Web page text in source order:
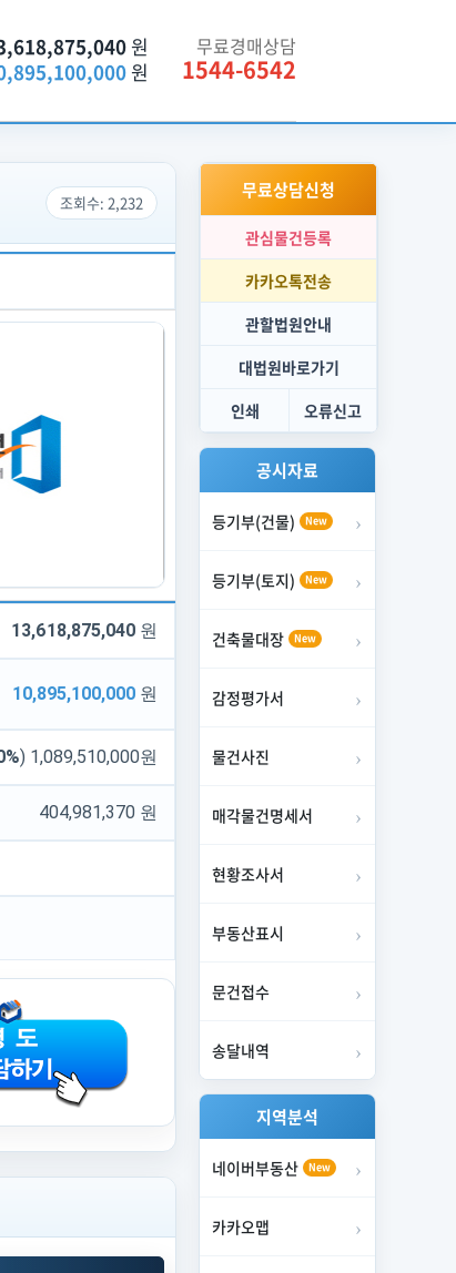
무료경매상담
1544-6542
원
원
조회수: 2,232
13,618,875,040 원
10,895,100,000 원
) 1,089,510,000원
404,981,370 원
무료상담신청
관심물건등록
카카오톡전송
관할법원안내
대법원바로가기
인쇄
오류신고
공시자료
등기부(건물) New
등기부(토지) New
건축물대장 New
감정평가서
물건사진
매각물건명세서
현황조사서
부동산표시
문건접수
송달내역
지역분석
네이버부동산 New
카카오맵